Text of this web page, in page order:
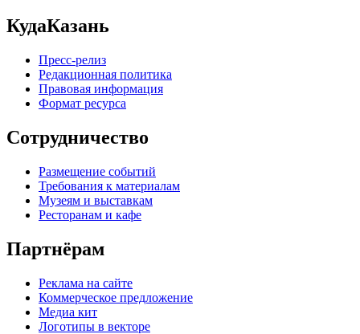
КудаКазань
Пресс-релиз
Редакционная политика
Правовая информация
Формат ресурса
Сотрудничество
Размещение событий
Требования к материалам
Музеям и выставкам
Ресторанам и кафе
Партнёрам
Реклама на сайте
Коммерческое предложение
Медиа кит
Логотипы в векторе